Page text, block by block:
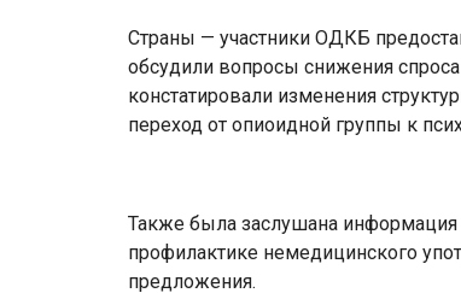
Страны — участники ОДКБ
обсудили вопросы снижения
констатировали изменения
переход от опиоидной группы к
Также была заслушана
профилактике немедицинского
предложения.